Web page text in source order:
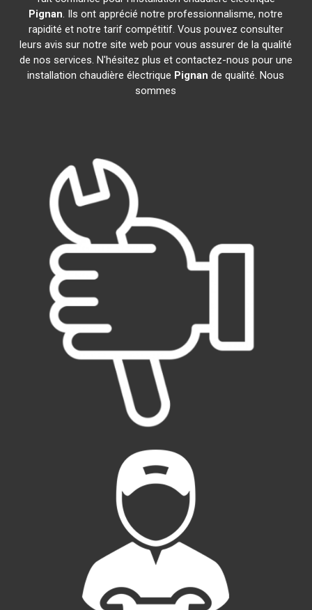
Pignan. Ils ont apprécié notre professionnalisme, notre
rapidité et notre tarif compétitif. Vous pouvez consulter
leurs avis sur notre site web pour vous assurer de la qualité
de nos services. N'hésitez plus et contactez-nous pour une
installation chaudière électrique Pignan de qualité. Nous
sommes